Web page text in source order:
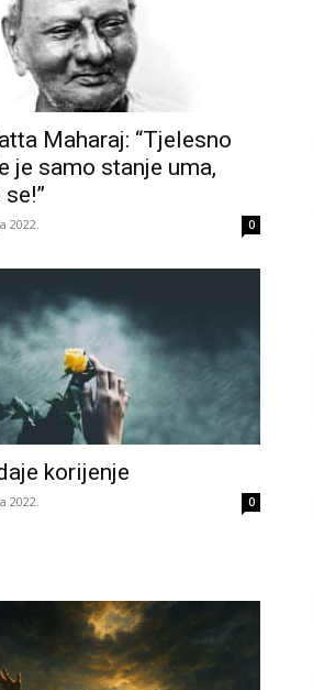
Maharaj: “Tjelesno
je samo stanje uma,
2022. 0
korijenje
2022. 0